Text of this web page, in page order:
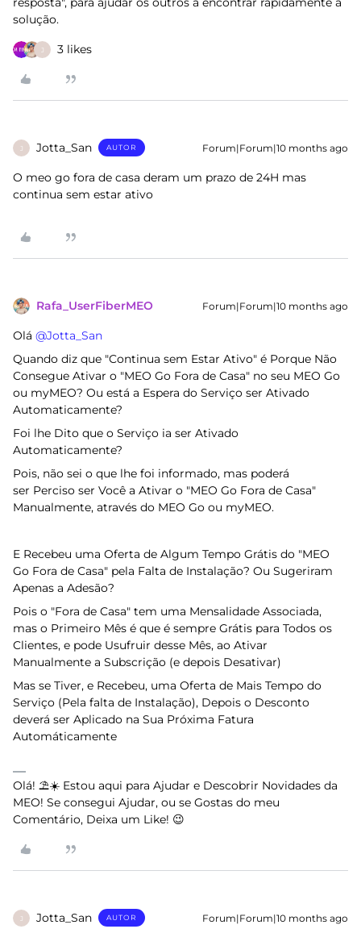
solução.
J 3 likes
J Jotta_San AUTOR Forum|Forum|10 months ago
O meo go fora de casa deram um prazo de 24H mas
continua sem estar ativo
Rafa_UserFiberMEO Forum|Forum|10 months ago
Olá ​ @Jotta_San
Quando diz que "Continua sem Estar Ativo" é Porque Não
Consegue Ativar o "MEO Go Fora de Casa" no seu MEO Go
ou myMEO? Ou está a Espera do Serviço ser Ativado
Automaticamente?
Foi lhe Dito que o Serviço ia ser Ativado
Automaticamente?
Pois, não sei o que lhe foi informado, mas poderá
ser Perciso ser Você a Ativar o "MEO Go Fora de Casa"
Manualmente, através do MEO Go ou myMEO.
E Recebeu uma Oferta de Algum Tempo Grátis do "MEO
Go Fora de Casa" pela Falta de Instalação? Ou Sugeriram
Apenas a Adesão?
Pois o "Fora de Casa" tem uma Mensalidade Associada,
mas o Primeiro Mês é que é sempre Grátis para Todos os
Clientes, e pode Usufruir desse Mês, ao Ativar
Manualmente a Subscrição (e depois Desativar)
Mas se Tiver, e Recebeu, uma Oferta de Mais Tempo do
Serviço (Pela falta de Instalação), Depois o Desconto
deverá ser Aplicado na Sua Próxima Fatura
Automáticamente
Olá! ⛱️☀️ Estou aqui para Ajudar e Descobrir Novidades da
MEO! Se consegui Ajudar, ou se Gostas do meu
Comentário, Deixa um Like! 😉
J Jotta_San AUTOR Forum|Forum|10 months ago